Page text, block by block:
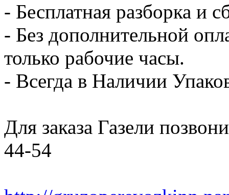
- Бесплатная разборка и
- Без дополнительной
только рабочие часы.
- Всегда в Наличии
Для заказа Газели
44-54